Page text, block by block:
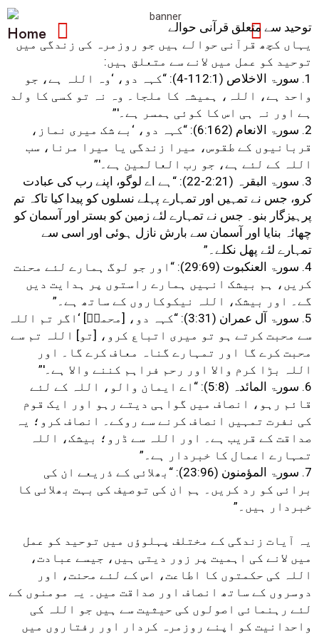
Home
توحید سے متعلق قرآنی حوالے
یہاں کچھ قرآنی حوالے ہیں جو روزمرہ کی زندگی میں
توحید کو عمل میں لانے سے متعلق ہیں:
1. سورۃ الاخلاص (112:1-4): “کہہ دو، ‘وہ اللہ ہے، جو
واحد ہے، اللہ، ہمیشہ کا ملجا۔ وہ نہ تو کسی کا ولد
ہے اور نہ ہی اس کا کوئی ہمسر ہے۔'”
2. سورۃ الانعام (6:162): “کہہ دو، ‘بے شک میری نماز،
قربانیوں کے طقوس، میرا زندگی یا میرا مرنا، سب
اللہ کے لئے ہے، جو رب العالمین ہے۔'”
3. سورۃ البقرہ (2:21-22): “ہے اے لوگو، اپنے رب کی عبادت
کرو، جس نے تمہیں اور تمہارے پہلے نسلوں کو پیدا کیا تاکہ تم
پرہیزگار بنو۔ جس نے تمہارے لئے زمین کو بستر اور آسمان کو
چھائہ بنایا اور آسمان سے بارش نازل ہوئی اور اسی سے
تمہارے لئے پھل نکلے۔”
4. سورۃ العنکبوت (29:69): “اور جو لوگ ہمارے لئے محنت
کریں، ہم بیشک انہیں ہمارے راستوں پر ہدایت دیں
گے۔ اور بیشک، اللہ نیکوکاروں کے ساتھ ہے۔”
5. سورۃ آل عمران (3:31): “کہہ دو، [محمدؐ] ‘اگر تم اللہ
سے محبت کرتے ہو تو میری اتباع کرو، [تو] اللہ تم سے
محبت کرے گا اور تمہارے گناہ معاف کرے گا۔ اور
اللہ بڑا کرم والا اور رحم فراہم کننے والا ہے۔'”
6. سورۃ المائدہ (5:8): “اے ایمان والو، اللہ کے لئے
قائم رہو، انصاف میں گواہی دیتے رہو اور ایک قوم
کی نفرت تمہیں انصاف کرنے سے روکے۔ انصاف کرو؛ یہ
صداقت کے قریب ہے۔ اور اللہ سے ڈرو؛ بیشک، اللہ
تمہارے اعمال کا خبردار ہے۔”
7. سورۃ المؤمنون (23:96): “بھلائی کے ذریعے ان کی
برائی کو رد کریں۔ ہم ان کی توصیف کی بہت بھلائی کا
خبردار ہیں۔”
یہ آیات زندگی کے مختلف پہلوؤں میں توحید کو عمل
میں لانے کی اہمیت پر زور دیتی ہیں، جیسے عبادت،
اللہ کی حکمتوں کا اطاعت، اس کے لئے محنت، اور
دوسروں کے ساتھ انصاف اور صداقت میں۔ یہ مومنوں کے
لئے رہنمائی اصولوں کی حیثیت سے ہیں جو اللہ کی
واحدانیت کو اپنے روزمرہ کردار اور رفتاروں میں